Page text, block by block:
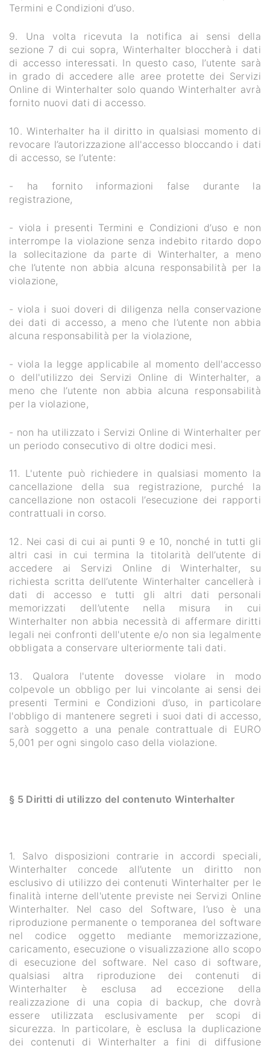
Termini e Condizioni d’uso.
9. Una volta ricevuta la notifica ai sensi della
sezione 7 di cui sopra, Winterhalter bloccherà i dati
di accesso interessati. In questo caso, l’utente sarà
in grado di accedere alle aree protette dei Servizi
Online di Winterhalter solo quando Winterhalter avrà
fornito nuovi dati di accesso.
10. Winterhalter ha il diritto in qualsiasi momento di
revocare l’autorizzazione all'accesso bloccando i dati
di accesso, se l’utente:
- ha fornito informazioni false durante la
registrazione,
- viola i presenti Termini e Condizioni d’uso e non
interrompe la violazione senza indebito ritardo dopo
la sollecitazione da parte di Winterhalter, a meno
che l’utente non abbia alcuna responsabilità per la
violazione,
- viola i suoi doveri di diligenza nella conservazione
dei dati di accesso, a meno che l’utente non abbia
alcuna responsabilità per la violazione,
- viola la legge applicabile al momento dell'accesso
o dell'utilizzo dei Servizi Online di Winterhalter, a
meno che l’utente non abbia alcuna responsabilità
per la violazione,
- non ha utilizzato i Servizi Online di Winterhalter per
un periodo consecutivo di oltre dodici mesi.
11. L'utente può richiedere in qualsiasi momento la
cancellazione della sua registrazione, purché la
cancellazione non ostacoli l’esecuzione dei rapporti
contrattuali in corso.
12. Nei casi di cui ai punti 9 e 10, nonché in tutti gli
altri casi in cui termina la titolarità dell’utente di
accedere ai Servizi Online di Winterhalter, su
richiesta scritta dell’utente Winterhalter cancellerà i
dati di accesso e tutti gli altri dati personali
memorizzati dell’utente nella misura in cui
Winterhalter non abbia necessità di affermare diritti
legali nei confronti dell'utente e/o non sia legalmente
obbligata a conservare ulteriormente tali dati.
13. Qualora l'utente dovesse violare in modo
colpevole un obbligo per lui vincolante ai sensi dei
presenti Termini e Condizioni d’uso, in particolare
l'obbligo di mantenere segreti i suoi dati di accesso,
sarà soggetto a una penale contrattuale di EURO
5,001 per ogni singolo caso della violazione.
§ 5 Diritti di utilizzo del contenuto Winterhalter
1. Salvo disposizioni contrarie in accordi speciali,
Winterhalter concede all’utente un diritto non
esclusivo di utilizzo dei contenuti Winterhalter per le
finalità interne dell'utente previste nei Servizi Online
Winterhalter. Nel caso del Software, l’uso è una
riproduzione permanente o temporanea del software
nel codice oggetto mediante memorizzazione,
caricamento, esecuzione o visualizzazione allo scopo
di esecuzione del software. Nel caso di software,
qualsiasi altra riproduzione dei contenuti di
Winterhalter è esclusa ad eccezione della
realizzazione di una copia di backup, che dovrà
essere utilizzata esclusivamente per scopi di
sicurezza. In particolare, è esclusa la duplicazione
dei contenuti di Winterhalter a fini di diffusione